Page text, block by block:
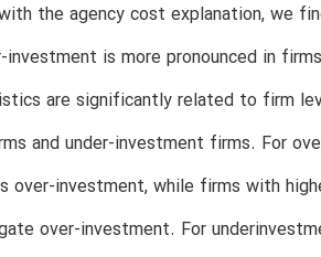
the agency cost explanation, we
is more pronounced in
are significantly related to firm
and under-investment firms. For
investment, while firms with
over-investment. For